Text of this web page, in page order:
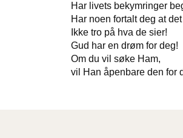
Har livets bekymringer
Har noen fortalt deg at
Ikke tro på hva de sier!
Gud har en drøm for deg!
Om du vil søke Ham,
vil Han åpenbare den for